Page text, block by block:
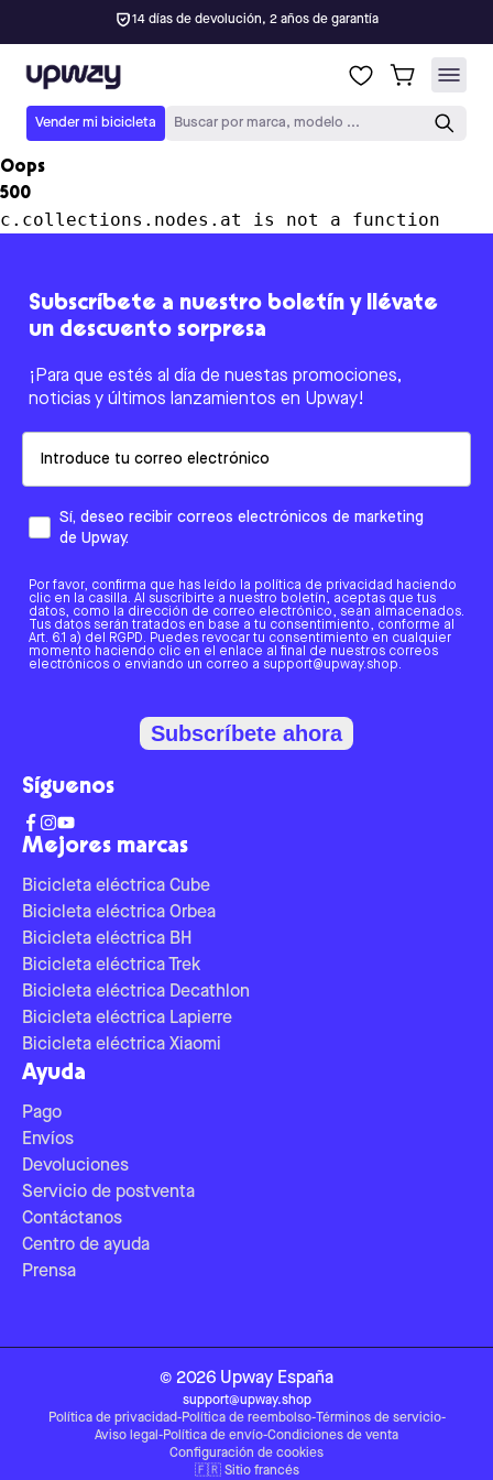
14 días de devolución, 2 años de garantía
Upway
Vender mi bicicleta Buscar por marca, modelo ...
Oops
500
c.collections.nodes.at is not a function
Mejores marcas
Bicicleta eléctrica Cube
Bicicleta eléctrica Orbea
Bicicleta eléctrica BH
Bicicleta eléctrica Trek
Bicicleta eléctrica Decathlon
Bicicleta eléctrica Lapierre
Bicicleta eléctrica Xiaomi
Ayuda
Pago
Envíos
Devoluciones
Servicio de postventa
Contáctanos
Centro de ayuda
Prensa
Subscríbete a nuestro boletín y llévate
un descuento sorpresa
¡Para que estés al día de nuestas promociones,
noticias y últimos lanzamientos en Upway!
Sí, deseo recibir correos electrónicos de marketing
de Upway.
Por favor, confirma que has leído la política de privacidad haciendo
clic en la casilla. Al suscribirte a nuestro boletín, aceptas que tus
datos, como la dirección de correo electrónico, sean almacenados.
Tus datos serán tratados en base a tu consentimiento, conforme al
Art. 6.1 a) del RGPD. Puedes revocar tu consentimiento en cualquier
momento haciendo clic en el enlace al final de nuestros correos
electrónicos o enviando un correo a support@upway.shop.
Subscríbete ahora
Síguenos
© 2026 Upway España
support@upway.shop
Política de privacidad-Política de reembolso-Términos de servicio-
Aviso legal -Política de envío-Condiciones de venta
Configuración de cookies
🇫🇷 Sitio francés